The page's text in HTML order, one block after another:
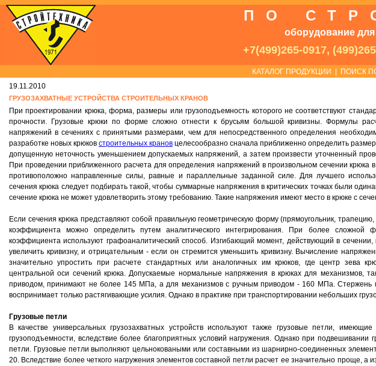
ПО
оборудование для
+7(499)265-0917,
КАТАЛОГ ПРОДУКЦИИ ПОИСК
19.11.2010
ГРУЗОЗАХВАТНЫЕ УСТРОЙСТВА СТРОИТЕЛЬНЫХ КРАНОВ
При проектировании крюка, форма, размеры или грузоподъемность которого не соответствуют
прочности. Грузовые крюки по форме сложно отнести к брусьям большой кривизны. Формулы
напряжений в сечениях с принятыми размерами, чем для непосредственного определения
разработке новых крюков строительных кранов целесообразно сначала приближенно определить
допущенную неточность уменьшением допускаемых напряжений, а затем произвести уточненный
При проведении приближенного расчета для определения напряжений в произвольном сечении крюка
противоположно направленные силы, равные и параллельные заданной силе. Для лучшего
сечения крюка следует подбирать такой, чтобы суммарные напряжения в критических точках были
сечение крюка не может удовлетворить этому требованию. Такие напряжения имеют место в крюке с
Если сечения крюка представляют собой правильную геометрическую форму (прямоугольник, трапецию,
коэффициента можно определить путем аналитического интегрирования. При более сложной
коэффициента используют графоаналитический способ. Изгибающий момент, действующий в
увеличить кривизну, и отрицательным - если он стремится уменьшить кривизну. Вычисление
значительно упростить при расчете стандартных или аналогичных им крюков, где центр зева
центральной оси сечений крюка. Допускаемые нормальные напряжения в крюках для механизмов,
приводом, принимают не более 145 МПа, а для механизмов с ручным приводом - 160 МПа. Стержень
воспринимает только растягивающие усилия. Однако в практике при транспортировании небольших
Грузовые петли
В качестве универсальных грузозахватных устройств используют также грузовые петли,
грузоподъемности, вследствие более благоприятных условий нагружения. Однако при подвешивании
петли. Грузовые петли выполняют цельноковаными или составными из шарнирно-соединенных
20. Вследствие более четкого нагружения элементов составной петли расчет ее значительно проще, а